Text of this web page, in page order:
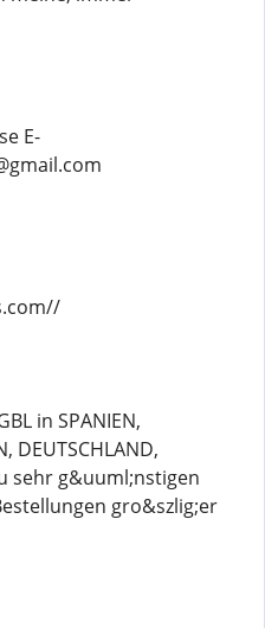
E-
in SPANIEN,
DEUTSCHLAND,
sehr g&uuml;nstigen
gro&szlig;er